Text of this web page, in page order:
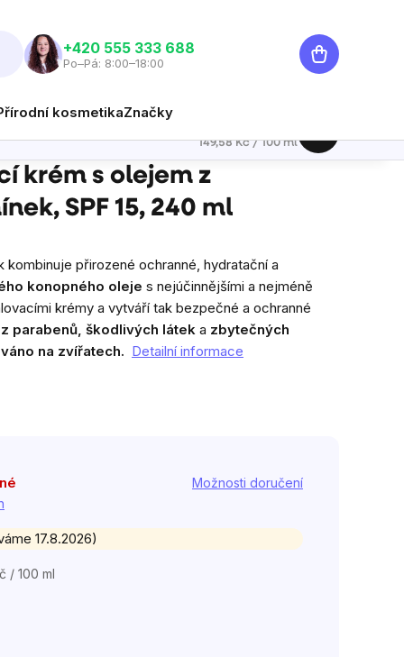
‭+420 555 333 688
Po–Pá: 8:00–18:00
Nákupní
košík
kosmetikaZnačky
krém s olejem z
SPF 15, 240 ml
kombinuje přirozené ochranné, hydratační a
konopného oleje s nejúčinnějšími a nejméně
krémy a vytváří tak bezpečné a ochranné
parabenů, škodlivých látek a zbytečných
na zvířatech. Detailní informace
Možnosti doručení
17.8.2026)
/ 100 ml
Měrná cena:
149,58 Kč / 100 ml